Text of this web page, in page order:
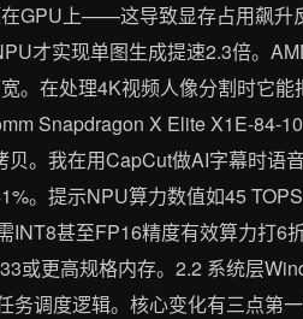
GPU上——这导致显存占用飙升
才实现单图生成提速2.3倍。
。在处理4K视频人像分割时它
Snapdragon X Elite X1E-84-
。我在用CapCut做AI字幕时语
。提示NPU算力数值如45
INT8甚至FP16精度有效算力打
或更高规格内存。2.2 系统层
调度逻辑。核心变化有三点第